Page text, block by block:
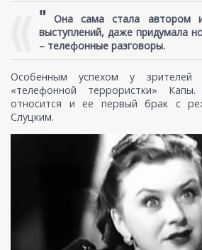
" Она сама стала автором
выступлений, даже придумала
– телефонные разговоры.
Особенным успехом у зрителей
«телефонной террористки»
относится и ее первый брак с
Слуцким.